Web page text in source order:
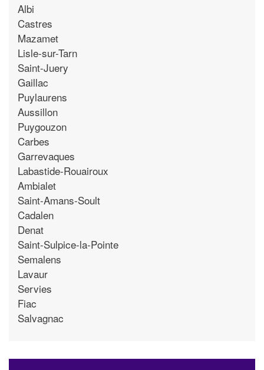
Albi
Castres
Mazamet
Lisle-sur-Tarn
Saint-Juery
Gaillac
Puylaurens
Aussillon
Puygouzon
Carbes
Garrevaques
Labastide-Rouairoux
Ambialet
Saint-Amans-Soult
Cadalen
Denat
Saint-Sulpice-la-Pointe
Semalens
Lavaur
Servies
Fiac
Salvagnac